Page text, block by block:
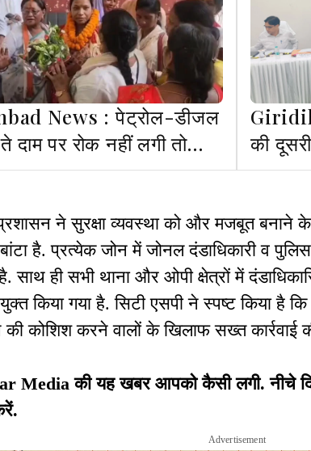
News : पेट्रोल-डीजल
दाम पर रोक नहीं लगी तो
उतरेगी महिला कांग्रेस- रमा
की
जोर,
ने सुरक्षा व्यवस्था को और मजबूत
है. प्रत्येक जोन में जोनल दंडाधिकारी व पुलिस
साथ ही सभी थाना और ओपी क्षेत्रों में
किया गया है. सिटी एसपी ने स्पष्ट किया है कि
की कोशिश करने वालों के खिलाफ सख्त कार्रवाई
Media की यह खबर आपको कैसी लगी. नीचे
Advertisement